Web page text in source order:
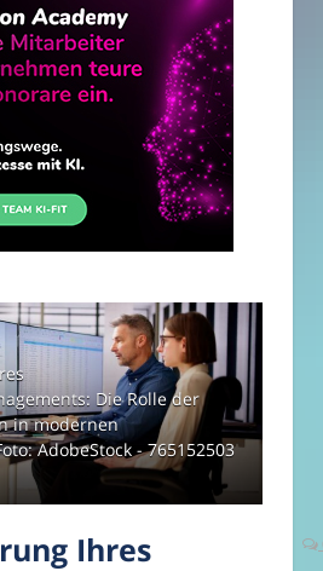
Die Rolle der
in modernen
AdobeStock - 765152503
Ihres